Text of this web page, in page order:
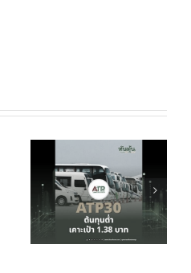
ATP30 ขึ้น
แท่นหุ้น
ESG อีวี
100 คัน
สร้างอัพ